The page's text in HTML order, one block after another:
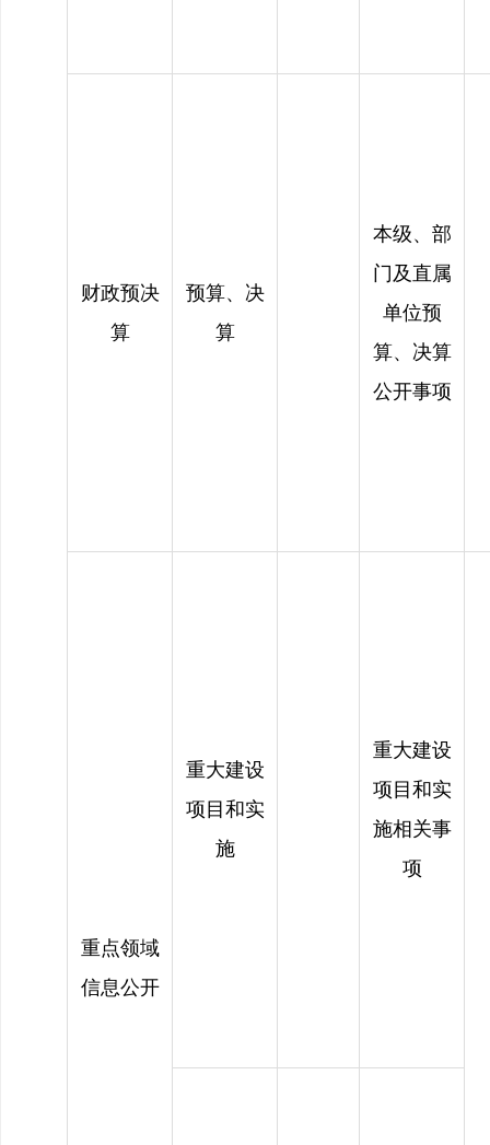
财政预决
算
预算、决
算
本级、部
门及直属
单位预
算、决算
公开事项
重点领域
信息公开
重大建设
项目和实
施
重大建设
项目和实
施相关事
项